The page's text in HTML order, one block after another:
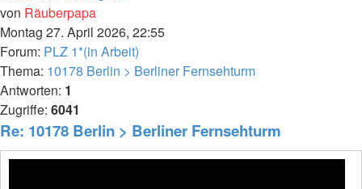
von Räuberpapa
Montag 27. April 2026, 22:55
Forum: PLZ 1*(in Arbeit)
Thema: 10178 Berlin > Berliner Fernsehturm
Antworten: 1
Zugriffe: 6041
Re: 10178 Berlin > Berliner Fernsehturm